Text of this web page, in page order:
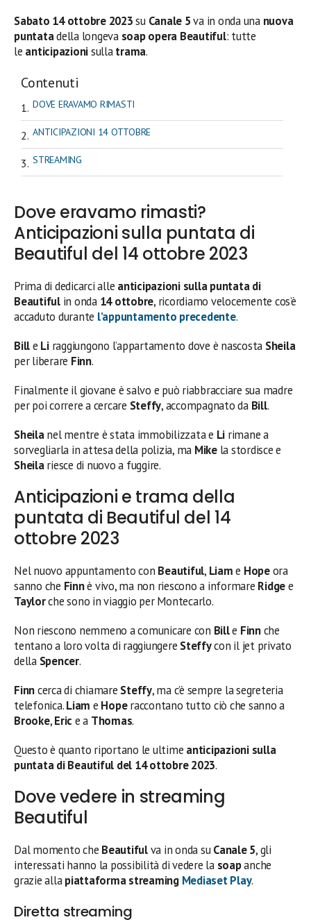
Sabato 14 ottobre2023su Canale 5va in onda una nuova
puntatadella longeva soap opera Beautiful: tutte
le anticipazionisullatrama.
Contenuti
DOVE ERAVAMO RIMASTI
ANTICIPAZIONI 14 OTTOBRE
STREAMING
Dove eravamo rimasti?
Anticipazioni sulla puntata di
Beautiful del 14 ottobre 2023
Prima di dedicarci alle anticipazioni sulla puntata di
Beautiful in onda 14 ottobre, ricordiamo velocemente cos’è
accaduto durante l’appuntamento precedente.
Bille Liraggiungono l’appartamento dove è nascosta Sheila
per liberare Finn.
Finalmente il giovane è salvo e può riabbracciare sua madre
per poi correre a cercare Steffy, accompagnato da Bill.
Sheilanel mentre è stata immobilizzata e Li rimane a
sorvegliarla in attesa della polizia, ma Mikela stordisce e
Sheilariesce di nuovo a fuggire.
Anticipazioni e trama della
puntata di Beautiful del 14
ottobre 2023
Nel nuovo appuntamento con Beautiful, Liame Hopeora
sanno che Finnè vivo, ma non riescono a informare Ridgee
Taylorche sono in viaggio per Montecarlo.
Non riescono nemmeno a comunicare con Bille Finnche
tentano a loro volta di raggiungere Steffycon il jet privato
della Spencer.
Finncerca di chiamare Steffy, ma c’è sempre la segreteria
telefonica.Liam e Hoperaccontano tutto ciò che sanno a
Brooke,Eric e a Thomas.
Questo è quanto riportano le ultime anticipazioni sulla
puntata di Beautiful del 14 ottobre 2023.
Dove vedere in streaming
Beautiful
Dal momento che Beautifulva in onda suCanale 5, gli
interessati hanno la possibilità di vedere la soapanche
grazie allapiattaforma streaming Mediaset Play.
Diretta streaming